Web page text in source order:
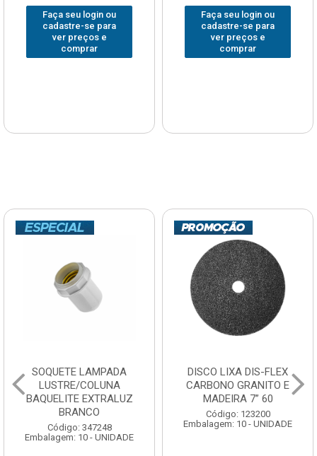
Faça seu login ou
cadastre-se para
ver preços e
comprar
Faça seu login ou
cadastre-se para
ver preços e
comprar
SOQUETE LAMPADA
LUSTRE/COLUNA
BAQUELITE EXTRALUZ
BRANCO
Código: 347248
Embalagem: 10 - UNIDADE
DISCO LIXA DIS-FLEX
CARBONO GRANITO E
MADEIRA 7” 60
Código: 123200
Embalagem: 10 - UNIDADE